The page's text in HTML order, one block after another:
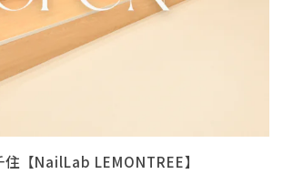
【NailLab LEMONTREE】